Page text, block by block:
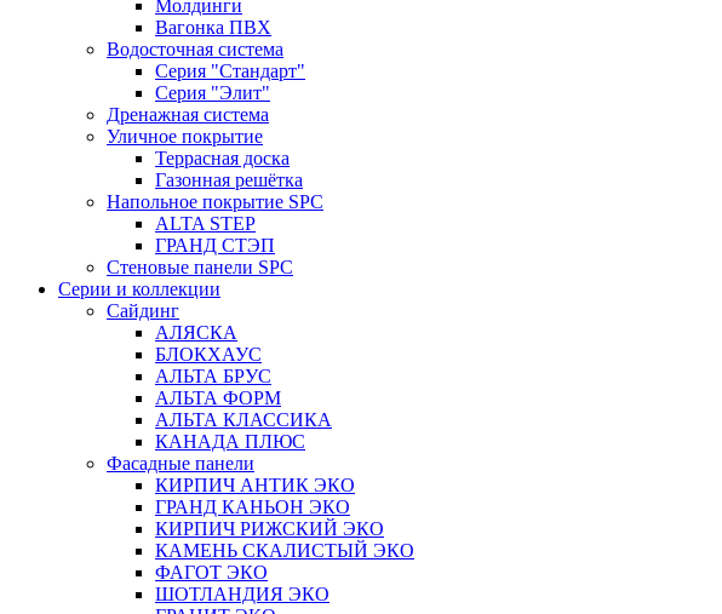
Молдинги
Вагонка ПВХ
Водосточная система
Серия "Стандарт"
Серия "Элит"
Дренажная система
Уличное покрытие
Террасная доска
Газонная решётка
Напольное покрытие SPC
ALTA STEP
ГРАНД СТЭП
Стеновые панели SPC
Серии и коллекции
Сайдинг
АЛЯСКА
БЛОКХАУС
АЛЬТА БРУС
АЛЬТА ФОРМ
АЛЬТА КЛАССИКА
КАНАДА ПЛЮС
Фасадные панели
КИРПИЧ АНТИК ЭКО
ГРАНД КАНЬОН ЭКО
КИРПИЧ РИЖСКИЙ ЭКО
КАМЕНЬ СКАЛИСТЫЙ ЭКО
ФАГОТ ЭКО
ШОТЛАНДИЯ ЭКО